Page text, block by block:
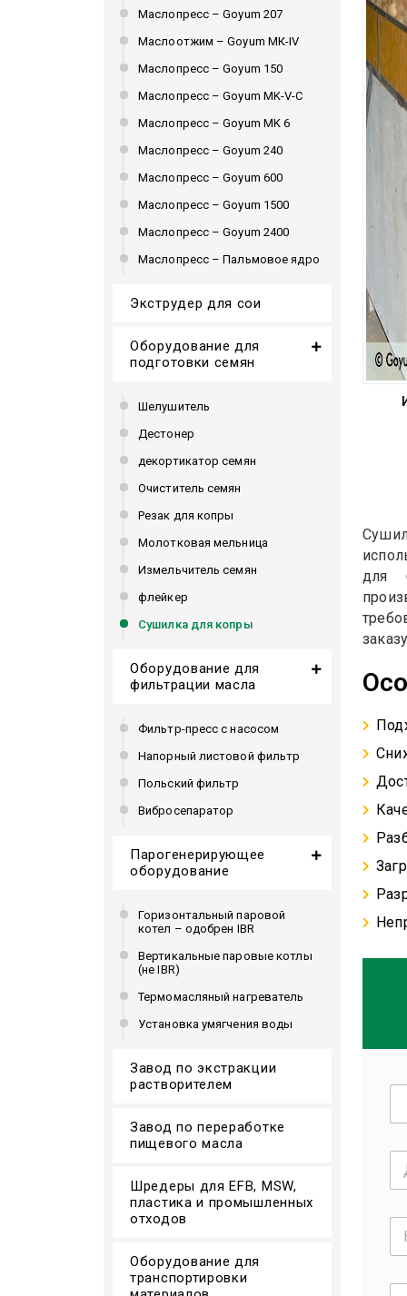
для
Г
н
Д
л
с
т
Н
з
Э
Маслопресс – Goyum 207
Маслоотжим – Goyum МК-IV
Маслопресс – Goyum 150
Маслопресс – Goyum MK-V-C
Маслопресс – Goyum MK 6
Маслопресс – Goyum 240
Маслопресс – Goyum 600
Маслопресс – Goyum 1500
Маслопресс – Goyum 2400
Маслопресс – Пальмовое ядро
Экструдер для сои
Оборудование для
подготовки семян
Шелушитель
Дестонер
декортикатор семян
Очиститель семян
Резак для копры
Молотковая мельница
Измельчитель семян
флейкер
Сушилка для копры
Оборудование для
фильтрации масла
Фильтр-пресс с насосом
Напорный листовой фильтр
Польский фильтр
Вибросепаратор
Парогенерирующее
оборудование
Горизонтальный паровой
котел – одобрен IBR
Вертикальные паровые котлы
(не IBR)
Термомасляный нагреватель
Установка умягчения воды
Завод по экстракции
растворителем
Завод по переработке
пищевого масла
Шредеры для EFB, MSW,
пластика и промышленных
отходов
Оборудование для
транспортировки